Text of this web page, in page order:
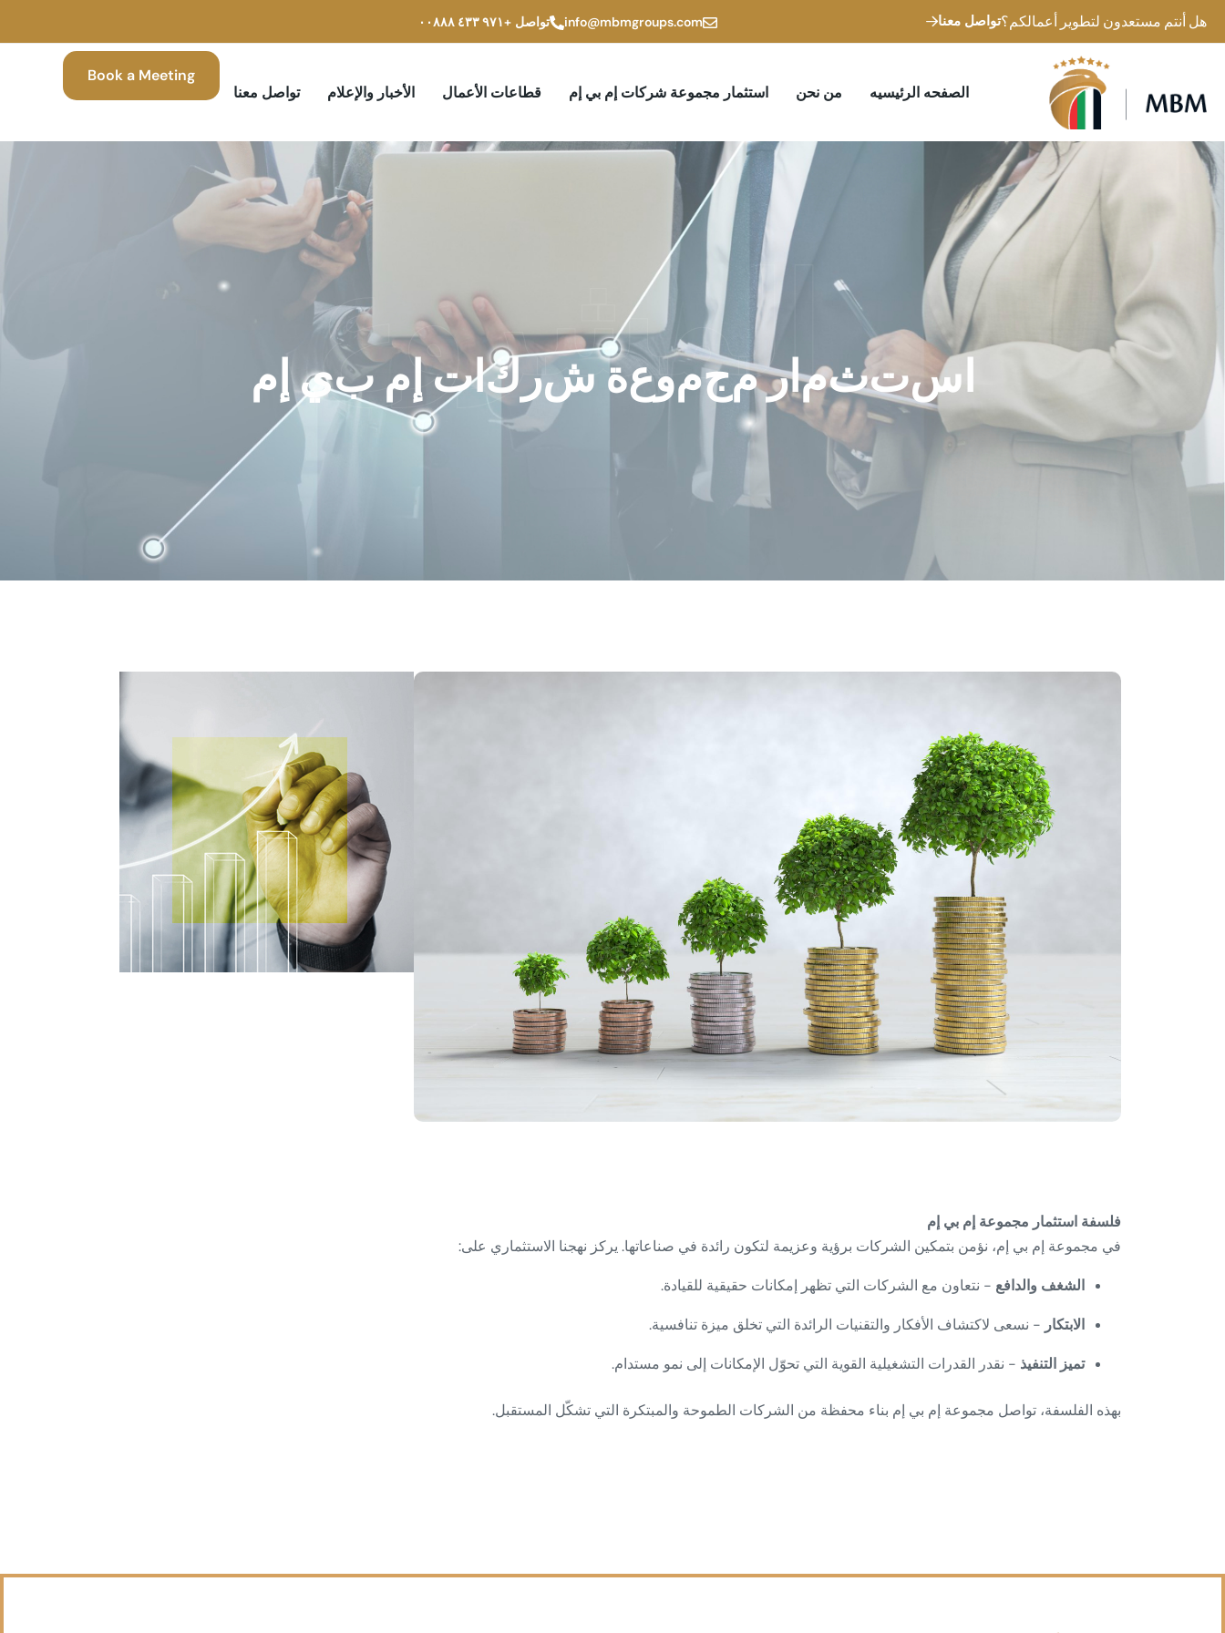
هل أنتم مستعدون لتطوير أعمالكم؟تواصل معنا info@mbmgroups.com تواصل +۹۷۱ ٤۳۳ ۰۰۸۸۸
الصفحه الرئيسيه من نحن استثمار مجموعة شركات إم بي إم قطاعات الأعمال الأخبار والإعلام تواصل معنا
Book a Meeting
المشروع استثمارمجموعةشركاتإمبيإم
فلسفة استثمار مجموعة إم بي إم
في مجموعة إم بي إم، نؤمن بتمكين الشركات برؤية وعزيمة لتكون رائدة في صناعاتها. يركز نهجنا الاستثماري على:
الشغف والدافع - نتعاون مع الشركات التي تظهر إمكانات حقيقية للقيادة.
الابتكار - نسعى لاكتشاف الأفكار والتقنيات الرائدة التي تخلق ميزة تنافسية.
تميز التنفيذ - نقدر القدرات التشغيلية القوية التي تحوّل الإمكانات إلى نمو مستدام.
بهذه الفلسفة، تواصل مجموعة إم بي إم بناء محفظة من الشركات الطموحة والمبتكرة التي تشكّل المستقبل.